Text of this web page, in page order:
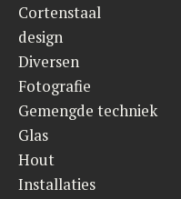
Cortenstaal
design
Diversen
Fotografie
Gemengde techniek
Glas
Hout
Installaties